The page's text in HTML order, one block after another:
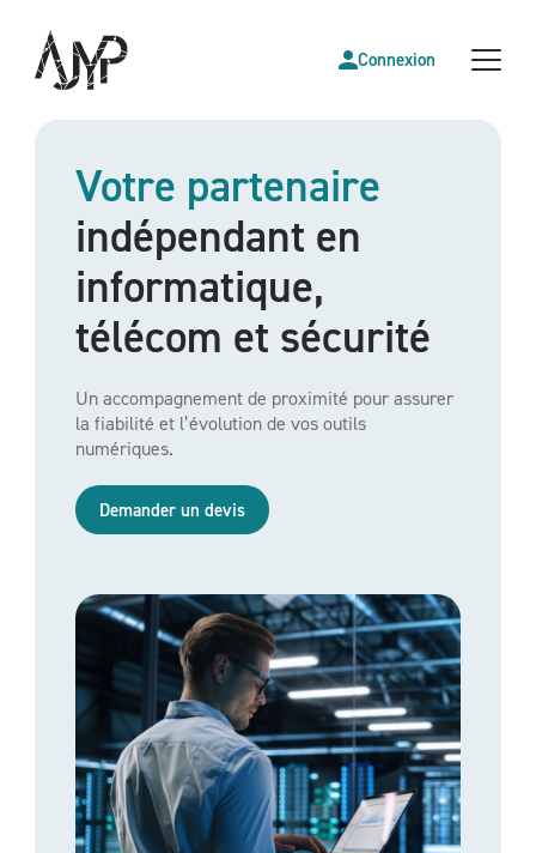
Connexion
Votre partenaire
indépendant en
informatique,
télécom et sécurité
Un accompagnement de proximité pour assurer
la fiabilité et l’évolution de vos outils
numériques.
Demander un devis